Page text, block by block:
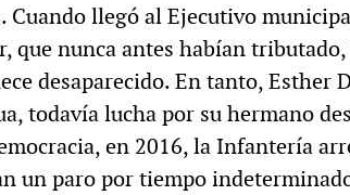
Cuando llegó al Ejecutivo
que nunca antes habían
desaparecido. En tanto, Esther
todavía lucha por su hermano
en 2016, la Infantería
un paro por tiempo